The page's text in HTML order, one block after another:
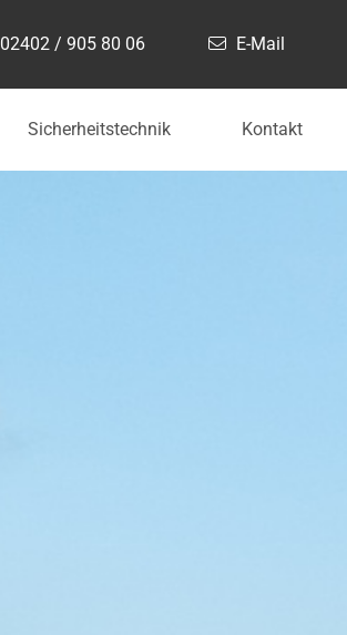
02402 / 905 80 06 E-Mail
Sicherheitstechnik Kontakt